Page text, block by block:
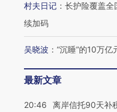
村夫日记 ： 长护险覆盖全
续加码
吴晓波 ： “沉睡”的10万亿
最新文章
20:46 离岸信托90天补